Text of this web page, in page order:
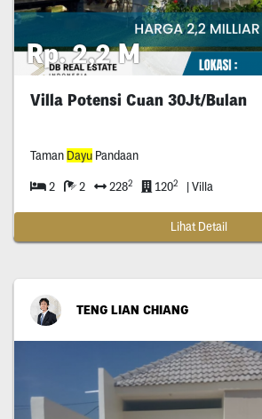
Rp. 2,2 M
Villa Potensi Cuan 30Jt/Bulan
Taman DayuPandaan
2 2 2282 1202 | Villa
Lihat Detail
TENG LIAN CHIANG